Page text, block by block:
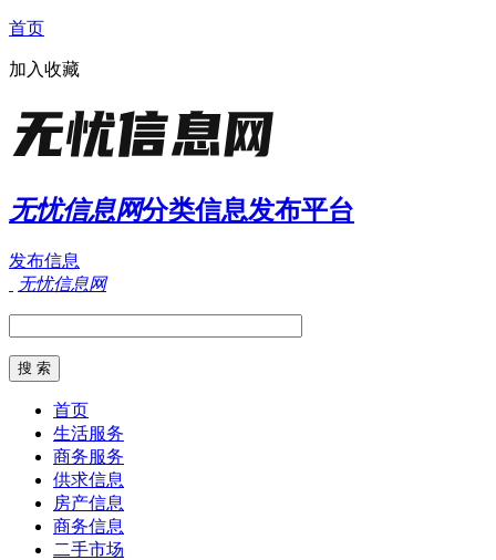
首页
加入收藏
无忧信息网分类信息发布平台
发布信息
无忧信息网
首页
生活服务
商务服务
供求信息
房产信息
商务信息
二手市场